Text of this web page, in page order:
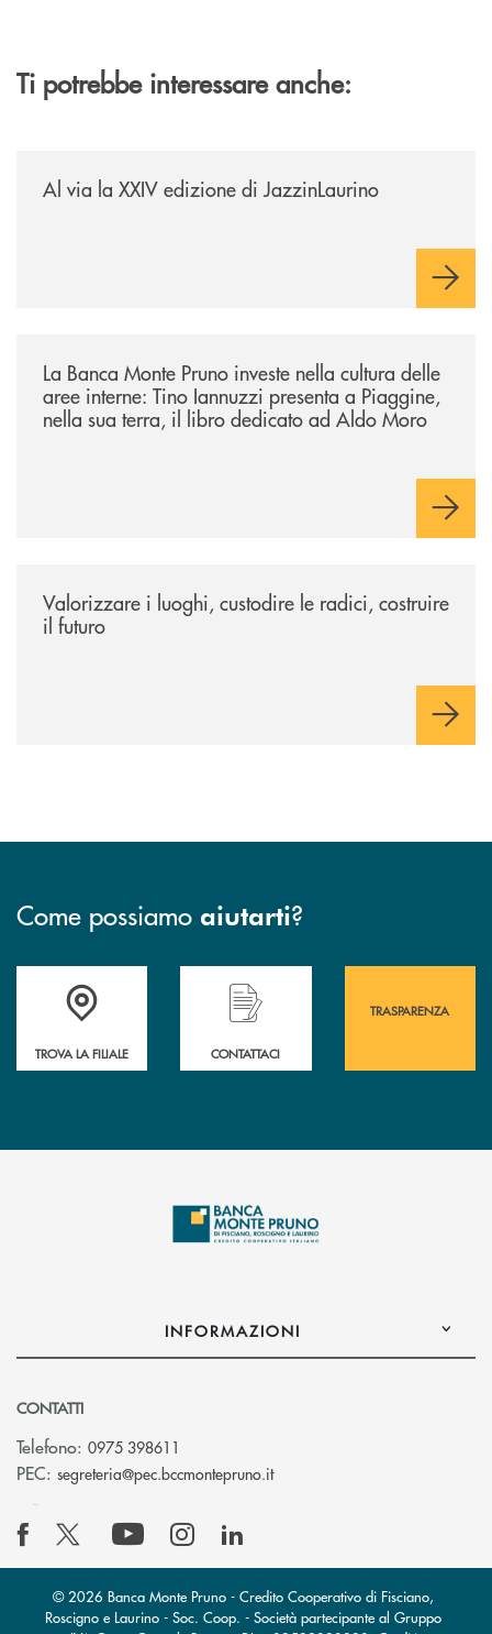
Ti potrebbe interessare anche:
Al via la XXIV edizione di JazzinLaurino
La Banca Monte Pruno investe nella cultura delle
aree interne: Tino Iannuzzi presenta a Piaggine,
nella sua terra, il libro dedicato ad Aldo Moro
Valorizzare i luoghi, custodire le radici, costruire
il futuro
Come possiamo aiutarti?
Accedi all' elenco completo&nbsp; delle&nbsp; filiali&nbsp; di Banca
TROVA LA FILIALE
Hai bisogno di assistenza immediata?
CONTATTACI
TRASPARENZA
INFORMAZIONI
CONTATTI
Telefono: 0975 398611
PEC: segreteria@pec.bccmontepruno.it(si apre l’app di posta
© 2026 Banca Monte Pruno - Credito Cooperativo di Fisciano,
Roscigno e Laurino - Soc. Coop. - Società partecipante al Gruppo